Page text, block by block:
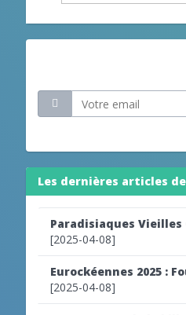
Les dernières articles
Paradisiaques Vieilles
[2025-04-08]
Eurockéennes 2025 :
[2025-04-08]